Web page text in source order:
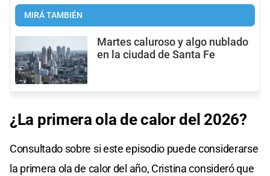
MIRÁ TAMBIÉN
Martes caluroso y algo nublado
en la ciudad de Santa Fe
¿La primera ola de calor del 2026?
Consultado sobre si este episodio puede considerarse
la primera ola de calor del año, Cristina consideró que